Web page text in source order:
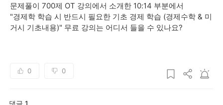
문제풀이 700제 OT 강의에서 소개한 10:14 부분에서
"경제학 학습 시 반드시 필요한 기초 경제 학습 (경제수학 & 미
거시 기초내용)" 무료 강의는 어디서 들을 수 있나요?
0 0
댓글 1